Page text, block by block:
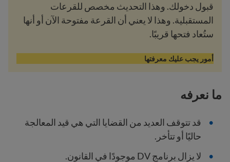
قبول دخولك. وهذا التحديث مخصص للقرعات
المستقبلية. وهذا لا يعني أن القرعة مفتوحة الآن أو أنها
ستُعاد فتحها قريبًا.
أمور يجب عليك معرفتها
ما نعرفه
قد تتوقف العديد من القضايا التي هي قيد المعالجة
حاليًا أو تتأخر.
لا يزال برنامج DV موجودًا في القانون.